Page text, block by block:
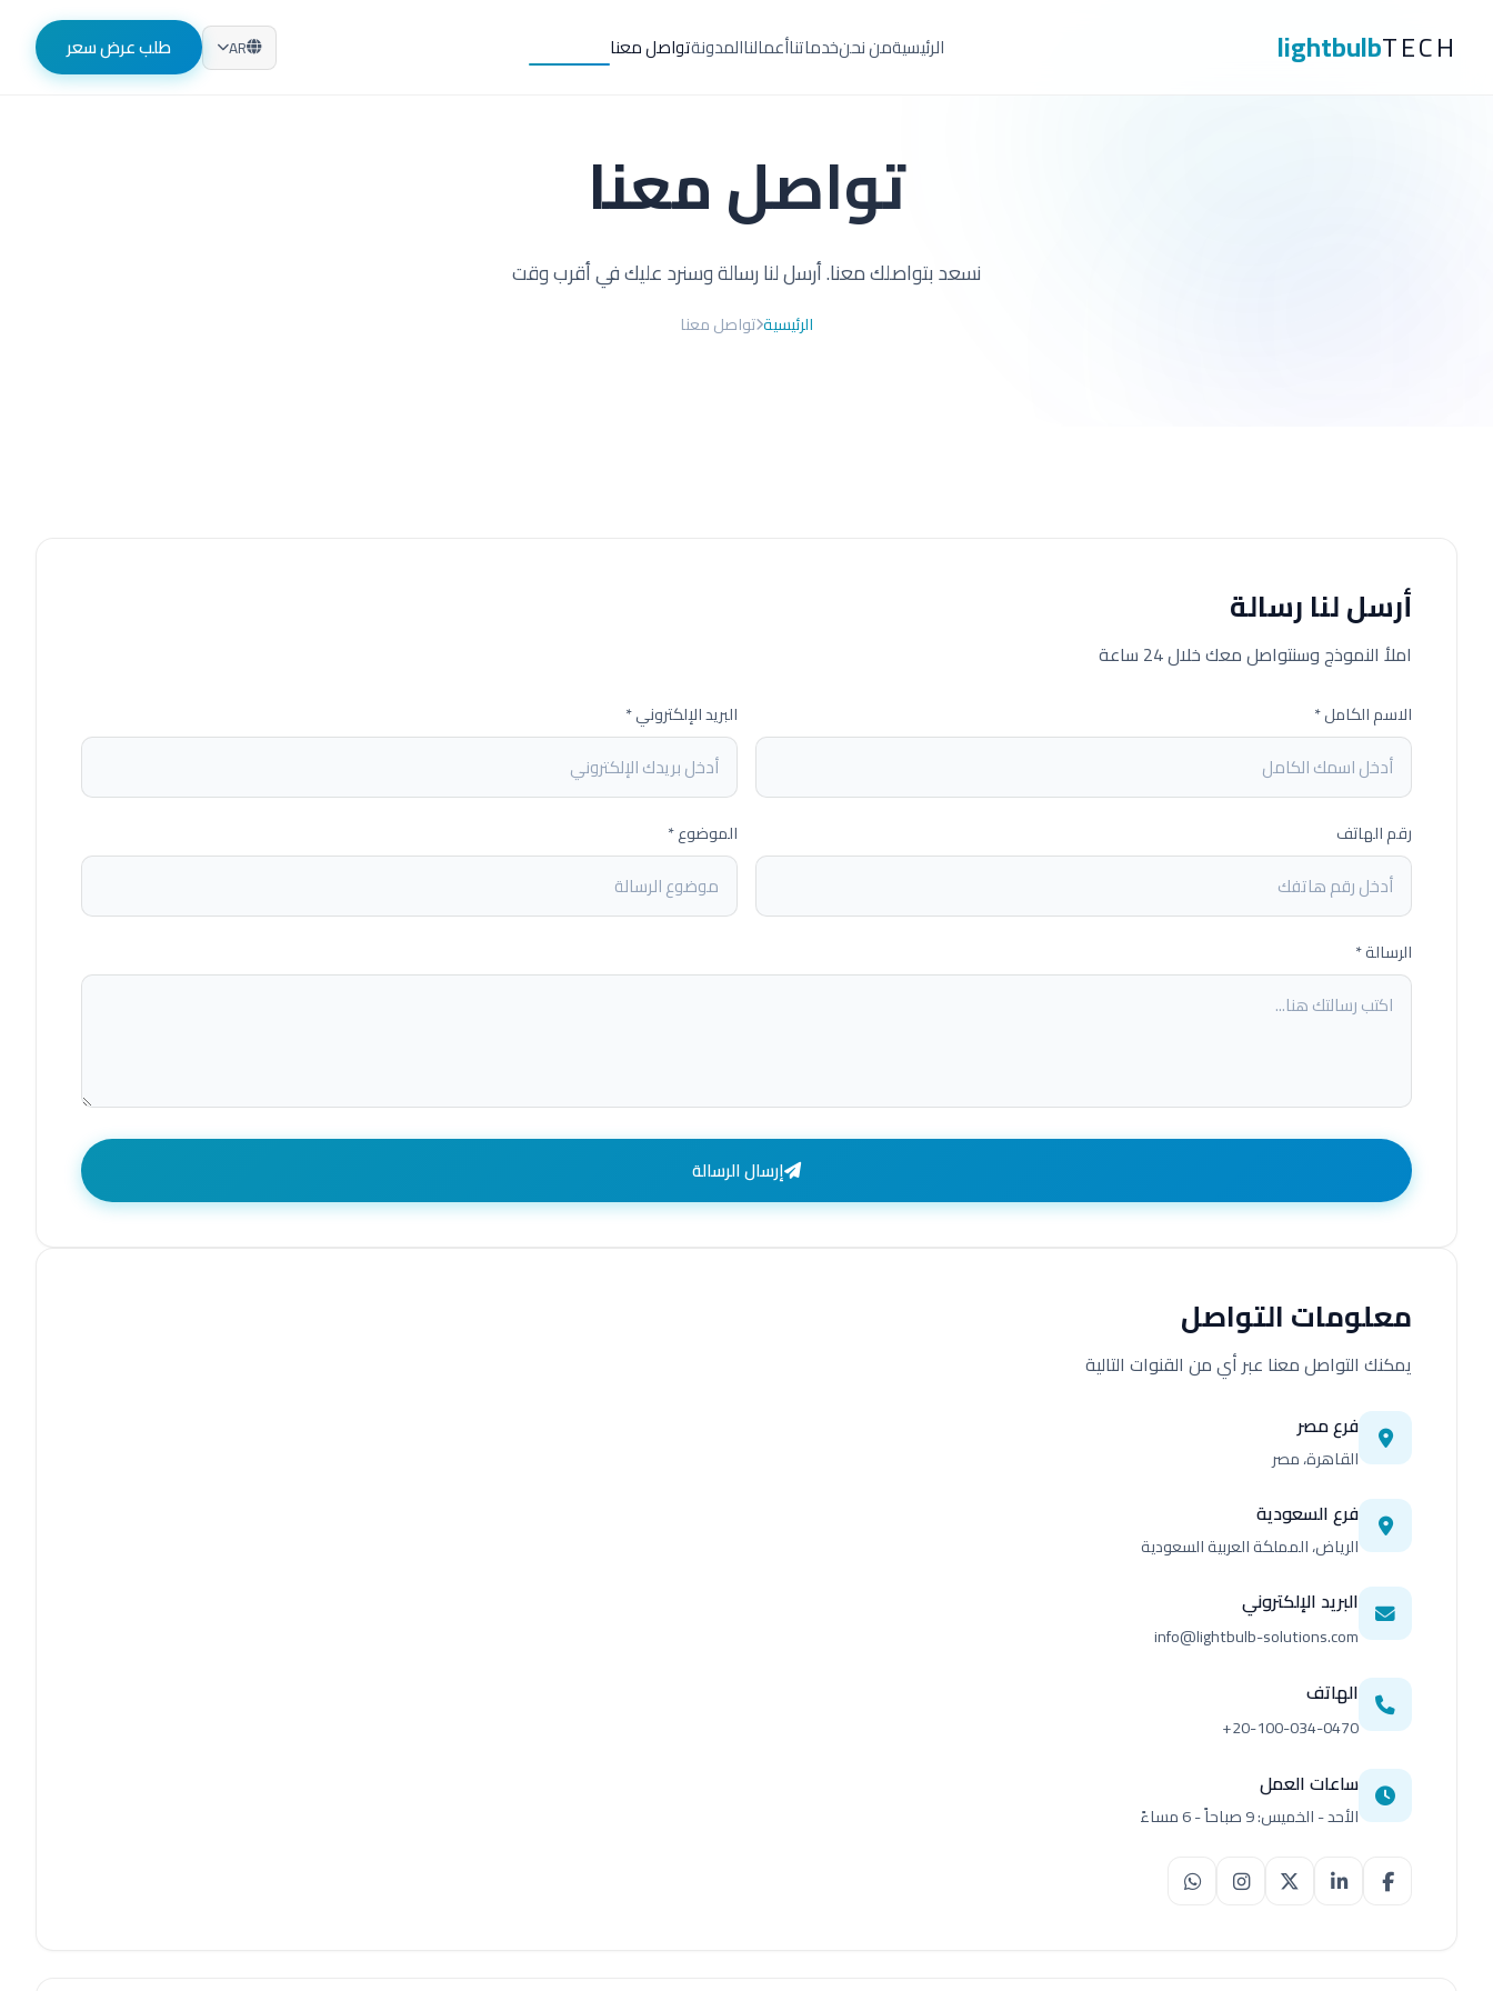
lightbulbTECH الرئيسيةمن نحنخدماتناأعمالناالمدونةتواصل معنا AR طلب عرض سعر
تواصل معنا
نسعد بتواصلك معنا. أرسل لنا رسالة وسنرد عليك في أقرب وقت
الرئيسية تواصل معنا
أرسل لنا رسالة
املأ النموذج وسنتواصل معك خلال 24 ساعة
الاسم الكامل * البريد الإلكتروني *
رقم الهاتف الموضوع *
الرسالة *
إرسال الرسالة
معلومات التواصل
يمكنك التواصل معنا عبر أي من القنوات التالية
فرع مصر
القاهرة، مصر
فرع السعودية
الرياض، المملكة العربية السعودية
البريد الإلكتروني
info@lightbulb-solutions.com
الهاتف
+20-100-034-0470
ساعات العمل
الأحد - الخميس: 9 صباحاً - 6 مساءً